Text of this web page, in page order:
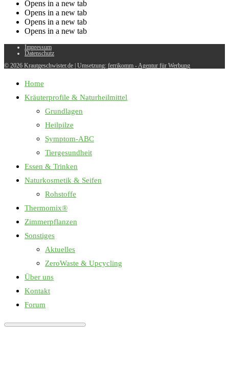
Opens in a new tab
Opens in a new tab
Opens in a new tab
Opens in a new tab
Impressum
Datenschutz
© 2026 Krautgeschwister.de Umsetzung: ferrikomm - Agentur für Werbung
Home
Kräuterprofile & Naturheilmittel
Grundlagen
Heilpilze
Symptom-ABC
Tiergesundheit
Essen & Trinken
Naturkosmetik & Seifen
Rohstoffe
Thermomix®
Zimmerpflanzen
Sonstiges
Aktuelles
ZeroWaste & Upcycling
Über uns
Kontakt
Forum